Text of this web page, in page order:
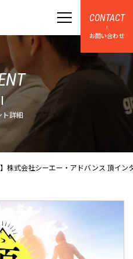
CONTACT
お問い合わせ
ト詳細
】株式会社シーエー・アドバンス 頂イ